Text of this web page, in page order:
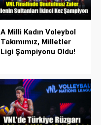
A Milli Kadın Voleybol
Takımımız, Milletler
Ligi Şampiyonu Oldu!